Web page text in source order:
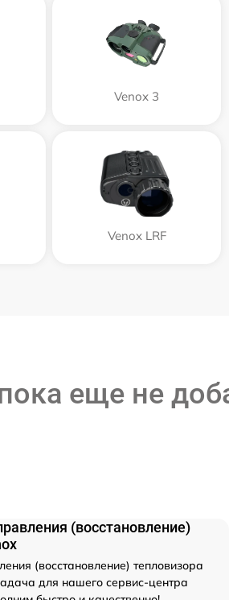
Venox 3
Venox LRF
еще не
(восстановление)
(восстановление) тепловизора
для нашего сервис-центра